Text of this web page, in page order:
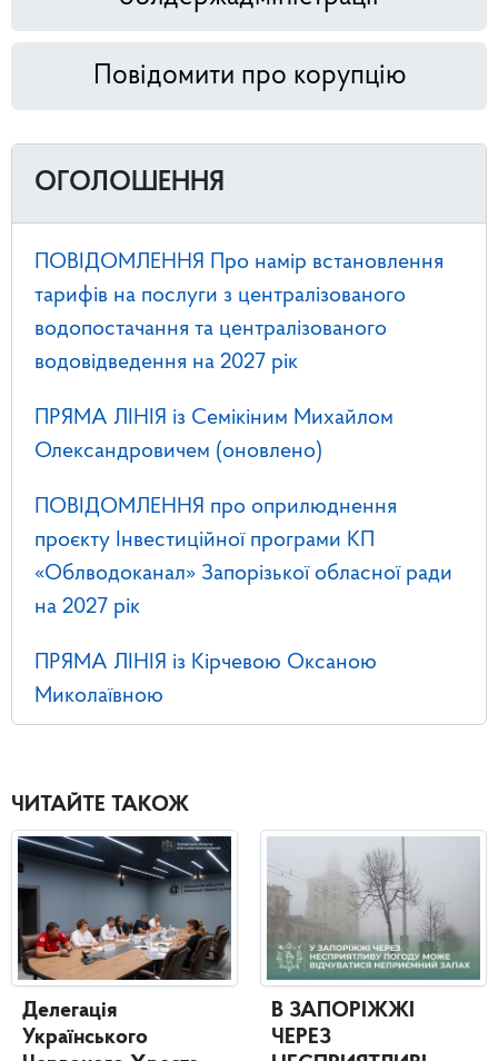
Повідомити про корупцію
ОГОЛОШЕННЯ
ПОВІДОМЛЕННЯ Про намір встановлення
тарифів на послуги з централізованого
водопостачання та централізованого
водовідведення на 2027 рік
ПРЯМА ЛІНІЯ із Семікіним Михайлом
Олександровичем (оновлено)
ПОВІДОМЛЕННЯ про оприлюднення
проєкту Інвестиційної програми КП
«Облводоканал» Запорізької обласної ради
на 2027 рік
ПРЯМА ЛІНІЯ із Кірчевою Оксаною
Миколаївною
ЧИТАЙТЕ ТАКОЖ
Делегація
Українського
В ЗАПОРІЖЖІ
ЧЕРЕЗ